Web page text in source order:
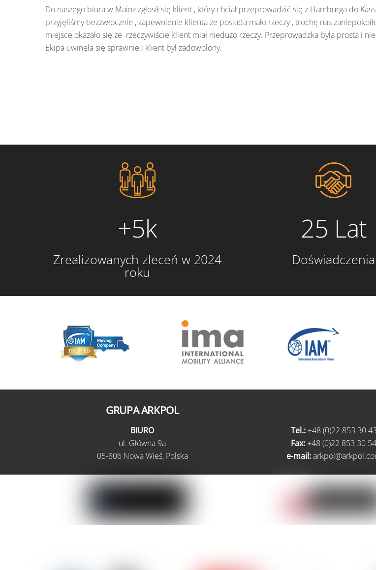
Do naszego biura w Mainz zgłosił się klient , który chciał przeprowadzić się z Hamburga do
przyjęliśmy bezzwłocznie , zapewnienie klienta że posiada mało rzeczy , trochę nas
miejsce okazało się że rzeczywiście klient miał niedużo rzeczy. Przeprowadzka była prosta i
Ekipa uwinęła się sprawnie i klient był zadowolony.
+5k
Zrealizowanych zleceń w 2024
roku
25 Lat
Doświadczenia
GRUPA ARKPOL
BIURO
ul. Główna 9a
05-806 Nowa Wieś, Polska
Tel.:+48 (0)22 853 30 43
Fax: +48 (0)22 853 30 54
e-mail: